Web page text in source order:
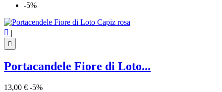
-5%
 |

Portacandele Fiore di Loto...
13,00 € -5%